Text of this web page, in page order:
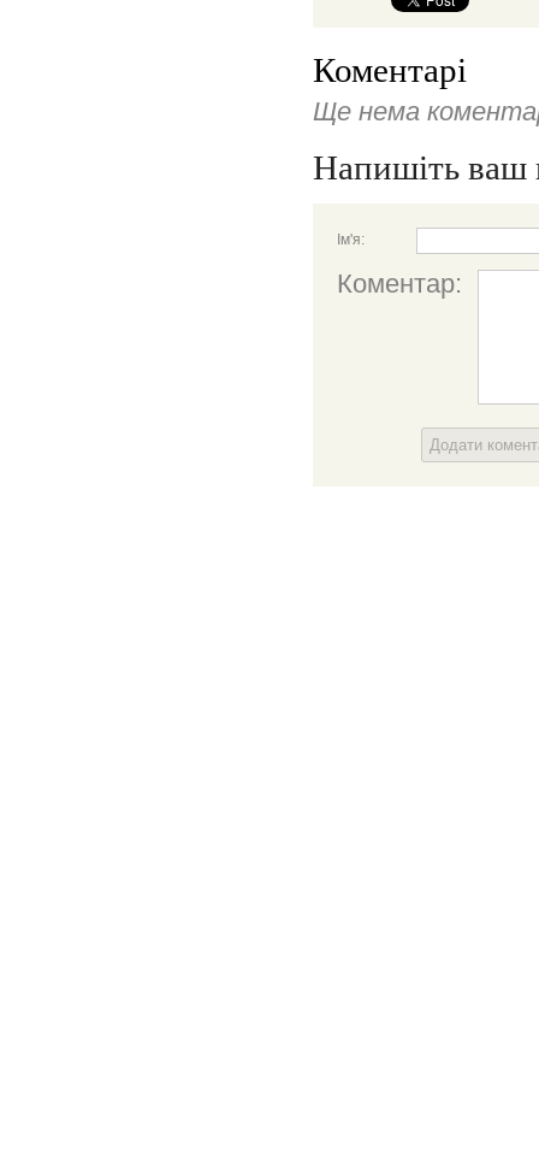
Коментарі
Ще нема
Напишіть ваш
Ім'я:
Коментар:
Додати